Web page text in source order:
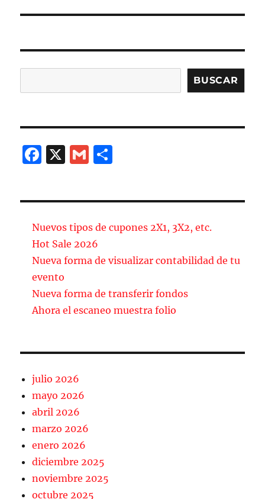
BUSCAR
F
b
o
o
k
X
G
a
ir
Nuevos tipos de cupones 2X1, 3X2, etc.
Hot Sale 2026
Nueva forma de visualizar contabilidad de tu
evento
Nueva forma de transferir fondos
Ahora el escaneo muestra folio
julio 2026
mayo 2026
abril 2026
marzo 2026
enero 2026
diciembre 2025
noviembre 2025
octubre 2025